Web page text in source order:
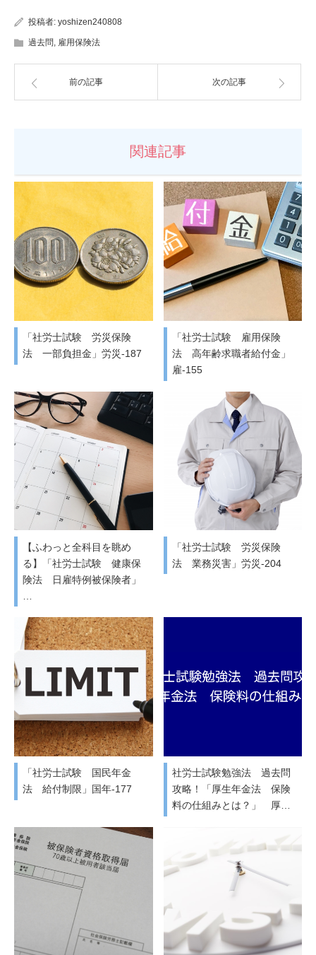
投稿者: yoshizen240808
過去問, 雇用保険法
前の記事 次の記事
関連記事
「社労士試験 労災保険
法 一部負担金」労災-187
「社労士試験 雇用保険
法 高年齢求職者給付金」
雇-155
【ふわっと全科目を眺め
る】「社労士試験 健康保
険法 日雇特例被保険者」
「社労士試験 労災保険
法 業務災害」労災-204
「社労士試験 国民年金
法 給付制限」国年-177
社労士試験勉強法 過去問
攻略！「厚生年金法 保険
料の仕組みとは？」 厚…